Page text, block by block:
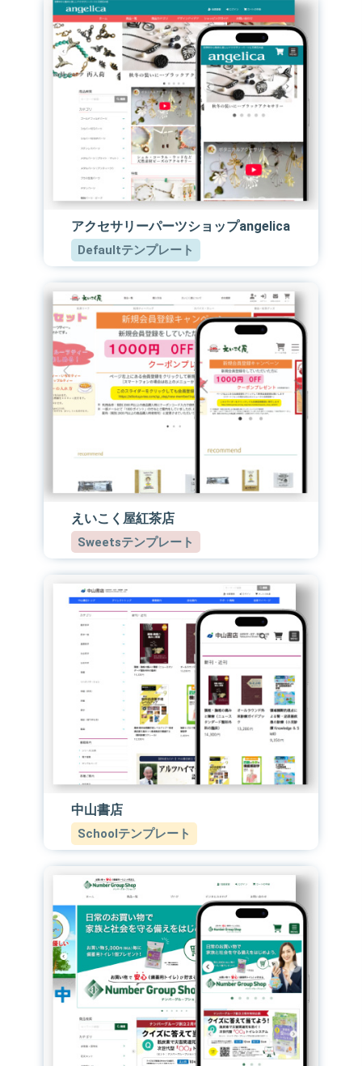
アクセサリーパーツショップangelica
Defaultテンプレート
えいこく屋紅茶店
Sweetsテンプレート
中山書店
Schoolテンプレート